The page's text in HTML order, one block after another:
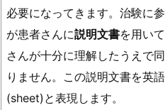
必要になってきます。治験に
が患者さんに説明文書を用い
さんが十分に理解したうえで
りません。この説明文書を
(sheet)と表現します。